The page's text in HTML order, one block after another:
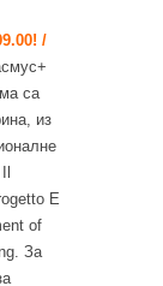
/
са
из
E
of
За